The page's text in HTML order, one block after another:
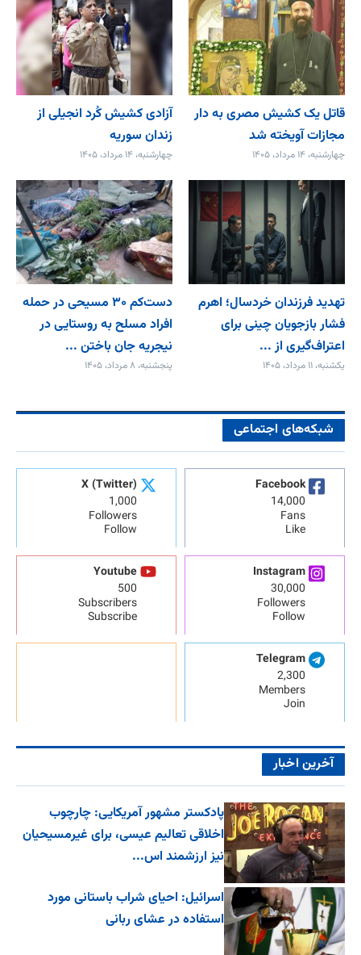
قاتل یک کشیش مصری به دار
مجازات آویخته شد
چهارشنبه، ۱۴ مرداد، ۱۴۰۵
آزادی کشیش کُرد انجیلی از
زندان سوریه
چهارشنبه، ۱۴ مرداد، ۱۴۰۵
تهدید فرزندان خردسال؛ اهرم
فشار بازجویان چینی برای
اعتراف‌گیری از ...
یکشنبه، ۱۱ مرداد، ۱۴۰۵
دست‌کم ۳۰ مسیحی در حمله
افراد مسلح به روستایی در
نیجریه جان باختن ...
پنجشنبه، ۸ مرداد، ۱۴۰۵
شبکه‌های اجتماعی
Facebook
14,000
Fans
Like
X (Twitter)
1,000
Followers
Follow
Instagram
30,000
Followers
Follow
Youtube
500
Subscribers
Subscribe
Telegram
2,300
Members
Join
آخرین اخبار
پادکستر مشهور آمریکایی: چارچوب
اخلاقی تعالیم عیسی، برای غیرمسیحیان
نیز ارزشمند اس...
اسرائیل: احیای شراب باستانی مورد
استفاده در عشای ربانی